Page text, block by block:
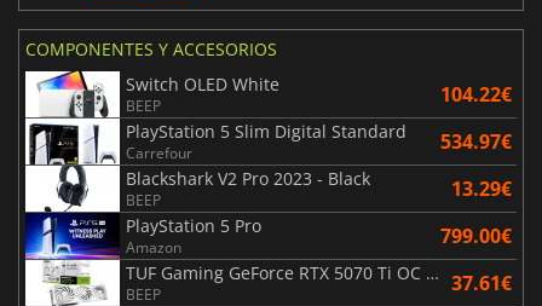
COMPONENTES Y ACCESORIOS
Switch OLED White
BEEP 104.22€
PlayStation 5 Slim Digital Standard
Carrefour 534.97€
Blackshark V2 Pro 2023 - Black
BEEP 13.29€
PlayStation 5 Pro
Amazon 799.00€
TUF Gaming GeForce RTX 5070 Ti OC White Edition 16GB
BEEP 37.61€